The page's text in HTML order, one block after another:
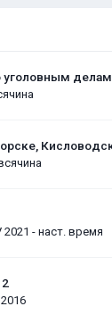
2021 - наст. время